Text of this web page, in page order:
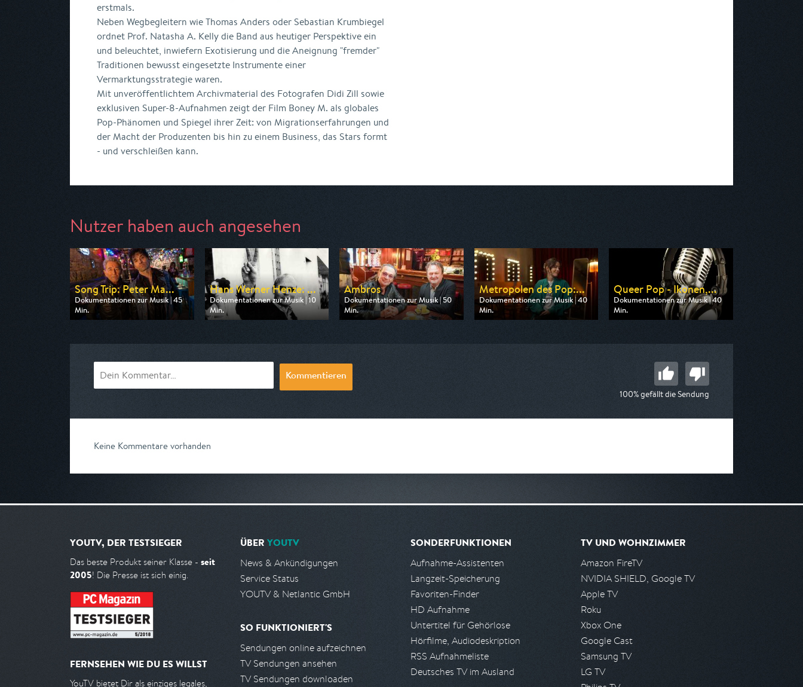
erstmals.
Neben Wegbegleitern wie Thomas Anders oder Sebastian Krumbiegel
ordnet Prof. Natasha A. Kelly die Band aus heutiger Perspektive ein
und beleuchtet, inwiefern Exotisierung und die Aneignung "fremder"
Traditionen bewusst eingesetzte Instrumente einer
Vermarktungsstrategie waren.
Mit unveröffentlichtem Archivmaterial des Fotografen Didi Zill sowie
exklusiven Super-8-Aufnahmen zeigt der Film Boney M. als globales
Pop-Phänomen und Spiegel ihrer Zeit: von Migrationserfahrungen und
der Macht der Produzenten bis hin zu einem Business, das Stars formt
- und verschleißen kann.
Nutzer haben auch angesehen
Song Trip: Peter Ma...
Dokumentationen zur Musik | 45
Min.
Ausgestrahlt von ZDF
Hans Werner Henze: ...
Dokumentationen zur Musik | 10
Min.
Ausgestrahlt von arte
Ambros
Dokumentationen zur Musik | 50
Min.
Ausgestrahlt von 3sat
Metropolen des Pop:...
Dokumentationen zur Musik | 40
Min.
Ausgestrahlt von 3sat
Queer Pop - Ikonen,...
Dokumentationen zur Musik | 40
Min.
Ausgestrahlt von Phoenix
Kommentieren
100% gefällt die Sendung
Keine Kommentare vorhanden
YOUTV, DER TESTSIEGER
Das beste Produkt seiner Klasse - seit
2005! Die Presse ist sich einig.
FERNSEHEN WIE DU ES WILLST
YouTV bietet Dir als einziges legales,
ÜBER YOUTV
News & Ankündigungen
Service Status
YOUTV & Netlantic GmbH
SO FUNKTIONIERT'S
Sendungen online aufzeichnen
TV Sendungen ansehen
TV Sendungen downloaden
SONDERFUNKTIONEN
Aufnahme-Assistenten
Langzeit-Speicherung
Favoriten-Finder
HD Aufnahme
Untertitel für Gehörlose
Hörfilme, Audiodeskription
RSS Aufnahmeliste
Deutsches TV im Ausland
TV UND WOHNZIMMER
Amazon FireTV
NVIDIA SHIELD, Google TV
Apple TV
Roku
Xbox One
Google Cast
Samsung TV
LG TV